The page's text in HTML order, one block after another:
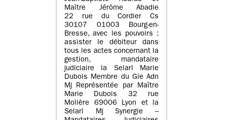
Maître Jérôme Abadie
22 rue du Cordier Cs
30107 01003 Bourg-en-
Bresse, avec les pouvoirs :
assister le débiteur dans
tous les actes concernant la
gestion, mandataire
judiciaire la Selarl Marie
Dubois Membre du Gie Adn
Mj Représentée par Maître
Marie Dubois 32 rue
Molière 69006 Lyon et la
Selarl Mj Synergie –